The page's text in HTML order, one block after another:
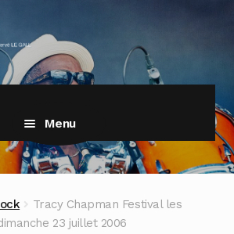
Menu
Tracy Chapman Festival les
23 juillet 2006